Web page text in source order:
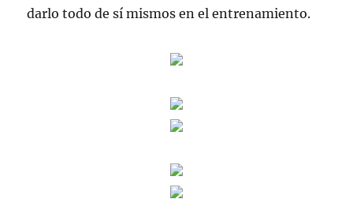
darlo todo de sí mismos en el entrenamiento.